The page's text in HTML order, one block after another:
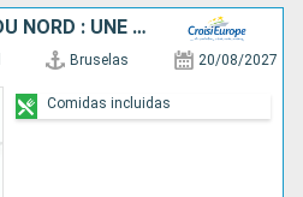
CULTURE ET CHARME DU NORD : UNE CROISIÈRE ENTRE LES PAYS-BAS ET LA BELGIQUE
Bruselas 20/08/2027
Comidas incluidas